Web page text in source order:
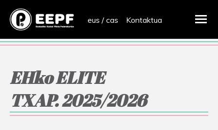
eus / cas Kontaktua
EHko ELITE
TXAP. 2025/2026